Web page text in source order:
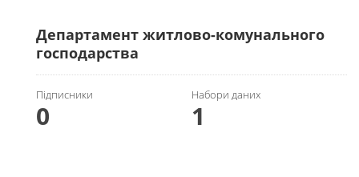
Департамент житлово-комунального
господарства
Підписники
0
Набори даних
1